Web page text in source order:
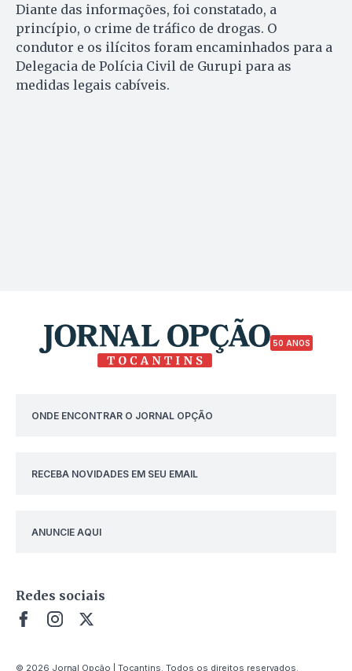
Diante das informações, foi constatado, a
princípio, o crime de tráfico de drogas. O
condutor e os ilícitos foram encaminhados para a
Delegacia de Polícia Civil de Gurupi para as
medidas legais cabíveis.
50 ANOS
ONDE ENCONTRAR O JORNAL OPÇÃO
RECEBA NOVIDADES EM SEU EMAIL
ANUNCIE AQUI
Redes sociais
© 2026 Jornal Opção | Tocantins. Todos os direitos reservados.